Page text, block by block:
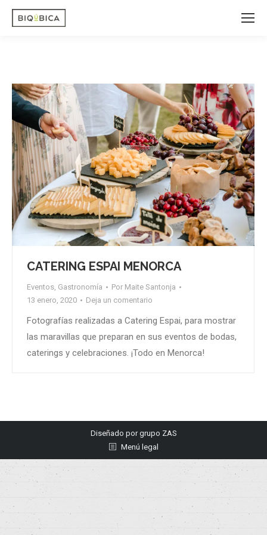
CATERING ESPAI MENORCA
Eventos Gastronomía Por Maite Santonja
13 enero, 2020
Deja un comentario
Fotografías realizadas a Catering Espai, para mostrar
las maravillas que preparan en sus eventos de bodas,
caterings y celebraciones. ¡Todo en Menorca!
Diseñado porgrupo ZAS
Menú legal